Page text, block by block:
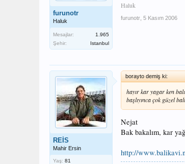
furunotr
Haluk
Mesajlar:
1.965
Şehir:
Istanbul
Haluk
furunotr 5 Kasım 2006
REİS
Mahir Ersin
Yaş: 81
borayto demiş ki:
hayır kar yagar ken
başlıyınca çok güzel
Nejat
Bak bakalım, kar
http://